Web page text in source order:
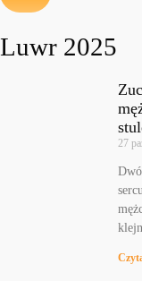
Luwr 2025
27